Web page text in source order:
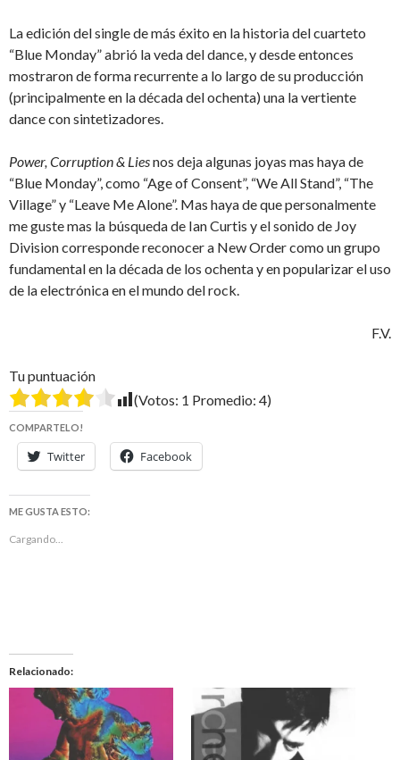
La edición del single de más éxito en la historia del cuarteto
“Blue Monday” abrió la veda del dance, y desde entonces
mostraron de forma recurrente a lo largo de su producción
(principalmente en la década del ochenta) una la vertiente
dance con sintetizadores.
Power, Corruption & Liesnos deja algunas joyas mas haya de
“Blue Monday”, como “Age of Consent”, “We All Stand”, “The
Village” y “Leave Me Alone”. Mas haya de que personalmente
me guste mas la búsqueda de Ian Curtis y el sonido de Joy
Division corresponde reconocer a New Order como un grupo
fundamental en la década de los ochenta y en popularizar el uso
de la electrónica en el mundo del rock.
F.V.
Tu puntuación
(Votos: 1 Promedio: 4)
COMPARTELO!
Twitter Facebook
ME GUSTA ESTO:
Cargando...
Relacionado